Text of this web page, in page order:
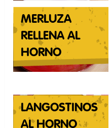
MERLUZA
RELLENA AL
HORNO
LANGOSTINOS
AL HORNO